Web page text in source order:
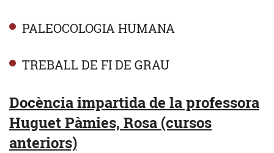
PALEOCOLOGIA HUMANA
TREBALL DE FI DE GRAU
Docència impartida de la professora
Huguet Pàmies, Rosa (cursos
anteriors)